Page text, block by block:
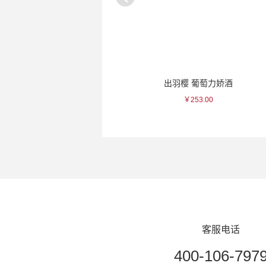
锦工门 黑秞金带
客服电话
400-106-